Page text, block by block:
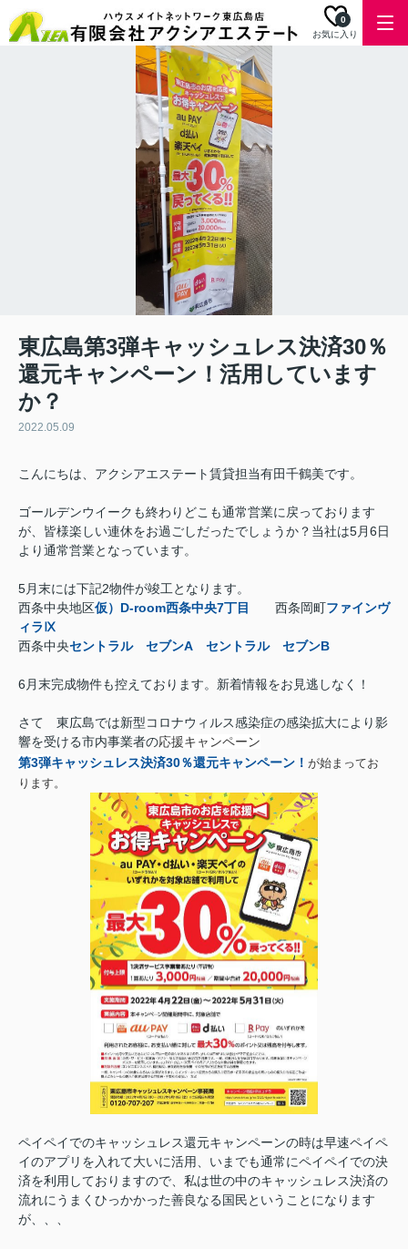
お気に入り
0
東広島第3弾キャッシュレス決済30％
還元キャンペーン！活用しています
か？
2022.05.09
こんにちは、アクシアエステート賃貸担当有田千鶴美です。
ゴールデンウイークも終わりどこも通常営業に戻っております
が、皆様楽しい連休をお過ごしだったでしょうか？当社は5月6日
より通常営業となっています。
5月末には下記2物件が竣工となります。
西条中央地区仮）D-room西条中央7丁目 西条岡町ファインヴ
ィラⅨ
西条中央セントラル セブンA セントラル セブンB
6月末完成物件も控えております。新着情報をお見逃しなく！
さて 東広島では新型コロナウィルス感染症の感染拡大により影
響を受ける市内事業者の応援キャンペーン
第3弾キャッシュレス決済30％還元キャンペーン！ が始まってお
ります。
ペイペイでのキャッシュレス還元キャンペーンの時は早速ペイペ
イのアプリを入れて大いに活用、いまでも通常にペイペイでの決
済を利用しておりますので、私は世の中のキャッシュレス決済の
流れにうまくひっかかった善良なる国民ということになります
が、、、